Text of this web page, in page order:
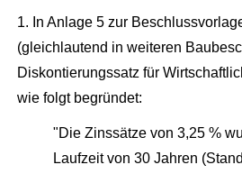
1. In Anlage 5 zur
(gleichlautend in weiteren
Diskontierungssatz für
wie folgt begründet:
"Die Zinssätze von 3,25 %
Laufzeit von 30 Jahren